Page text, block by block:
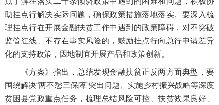
助挂点行解决实际问题，确保政策措施落地落实。要深入梳
理挂点行在开展金融扶贫工作中遇到的政策障碍，对不突破
监管红线、不存在事实风险的，鼓励挂点行向总行申请差异
化的支持政策，因地制宜开展产品和政策创新。
《方案》指出，总结发现金融扶贫正反两方面典型，要
围绕解决“两不愁三保障”突出问题、实施乡村振兴战略等深度
贫困县党政重点任务，梳理总结风险可控、扶贫效果良好、